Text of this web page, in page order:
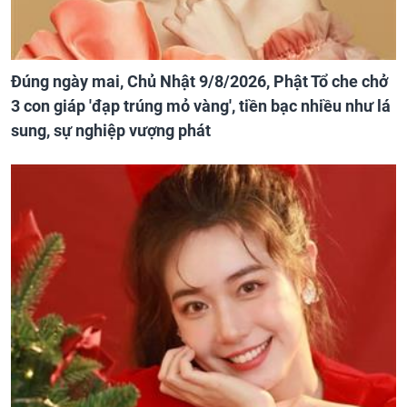
Đúng ngày mai, Chủ Nhật 9/8/2026, Phật Tổ che chở
3 con giáp 'đạp trúng mỏ vàng', tiền bạc nhiều như lá
sung, sự nghiệp vượng phát